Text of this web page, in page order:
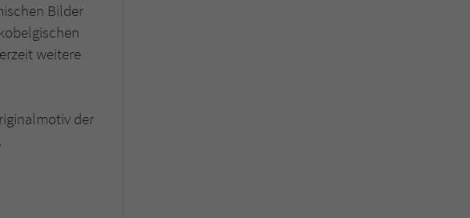
Bilder
weitere
der